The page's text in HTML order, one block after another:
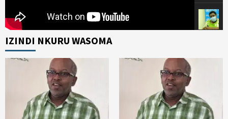
IZINDI NKURU WASOMA